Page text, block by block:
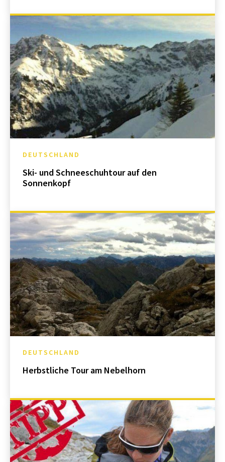
DEUTSCHLAND
Ski- und Schneeschuhtour auf den
Sonnenkopf
DEUTSCHLAND
Herbstliche Tour am Nebelhorn